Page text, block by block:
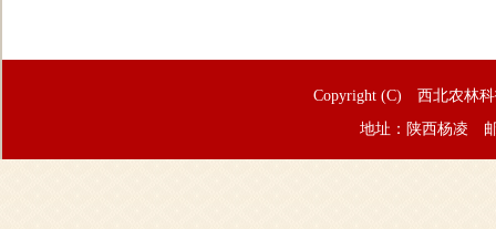
Copyright (C) 西北农林
地址：陕西杨凌